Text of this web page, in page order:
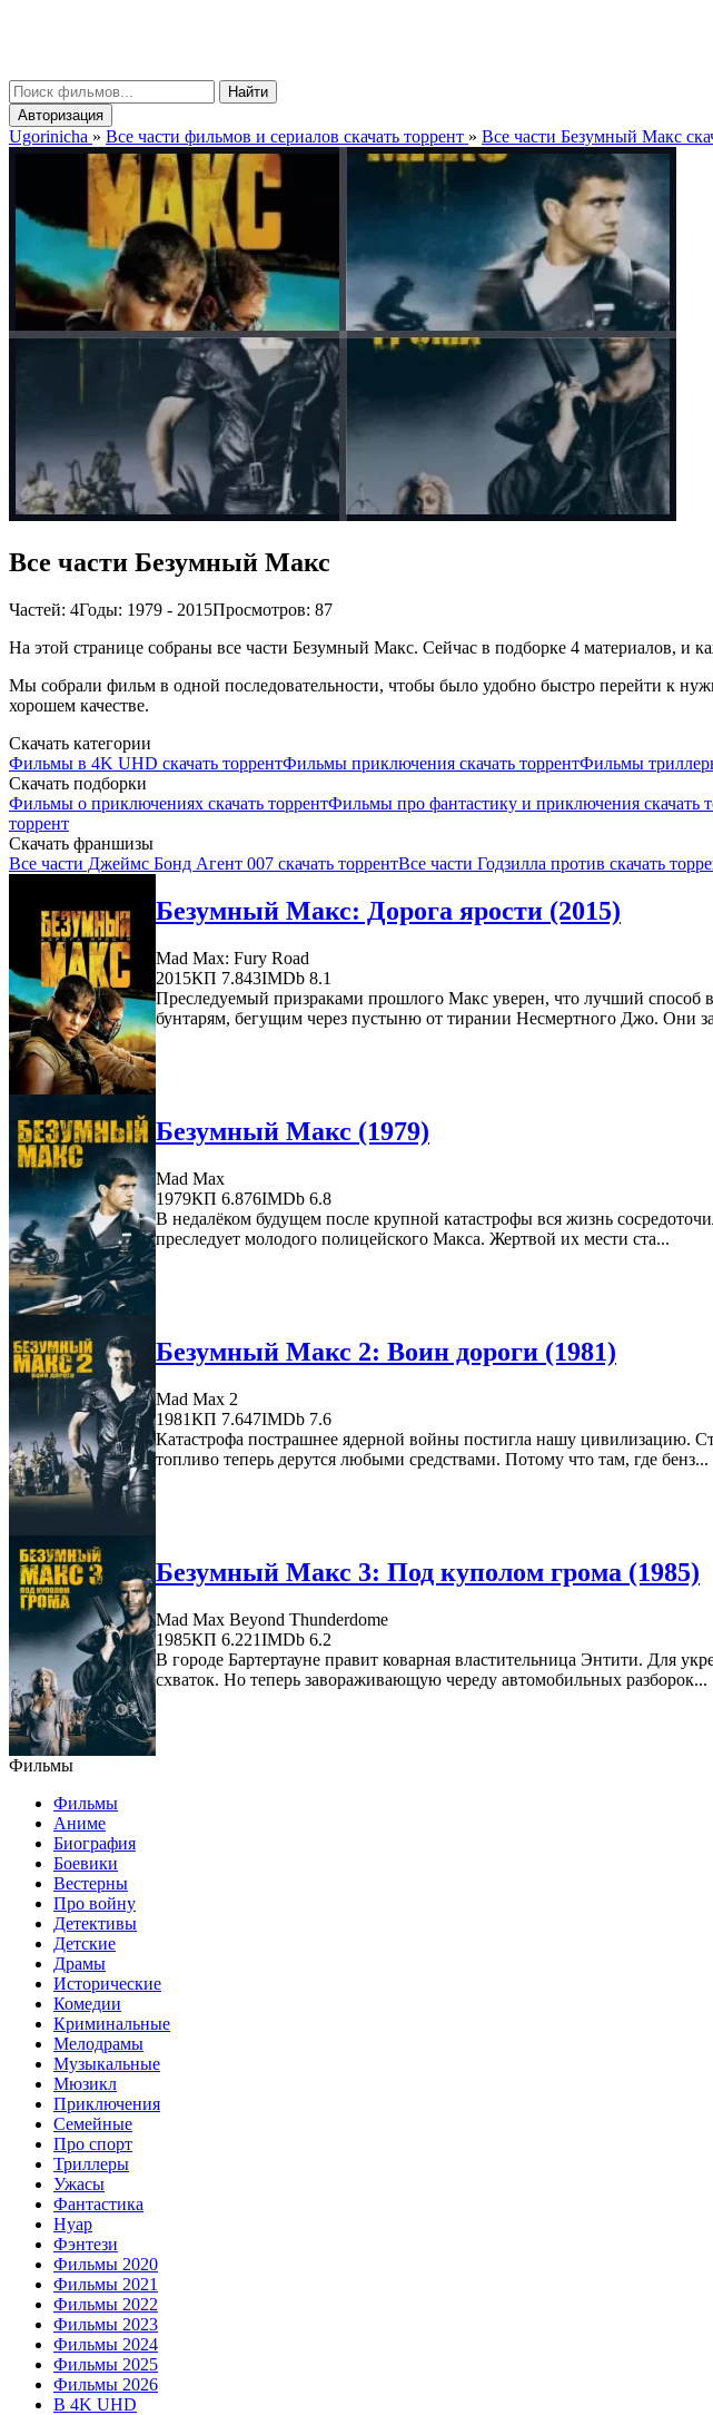
Найти
Авторизация
Ugorinicha » Все части фильмов и сериалов скачать торрент » Все части Безумный Макс
Все части Безумный Макс
Частей: 4Годы: 1979 - 2015Просмотров: 87
На этой странице собраны все части Безумный Макс. Сейчас в подборке 4 материалов, и
Мы собрали фильм в одной последовательности, чтобы было удобно быстро перейти к
хорошем качестве.
Скачать категории
Фильмы в 4K UHD скачать торрентФильмы приключения скачать торрентФильмы
Скачать подборки
Фильмы о приключениях скачать торрентФильмы про фантастику и приключения скачать
торрент
Скачать франшизы
Все части Джеймс Бонд Агент 007 скачать торрентВсе части Годзилла против скачать
Безумный Макс: Дорога ярости (2015)
Mad Max: Fury Road
2015КП 7.843IMDb 8.1
Преследуемый призраками прошлого Макс уверен, что лучший способ
бунтарям, бегущим через пустыню от тирании Несмертного Джо. Они
Безумный Макс (1979)
Mad Max
1979КП 6.876IMDb 6.8
В недалёком будущем после крупной катастрофы вся жизнь
преследует молодого полицейского Макса. Жертвой их мести ста...
Безумный Макс 2: Воин дороги (1981)
Mad Max 2
1981КП 7.647IMDb 7.6
Катастрофа пострашнее ядерной войны постигла нашу цивилизацию.
топливо теперь дерутся любыми средствами. Потому что там, где бенз...
Безумный Макс 3: Под куполом грома (1985)
Mad Max Beyond Thunderdome
1985КП 6.221IMDb 6.2
В городе Бартертауне правит коварная властительница Энтити. Для
схваток. Но теперь завораживающую череду автомобильных разборок...
Фильмы
Фильмы
Аниме
Биография
Боевики
Вестерны
Про войну
Детективы
Детские
Драмы
Исторические
Комедии
Криминальные
Мелодрамы
Музыкальные
Мюзикл
Приключения
Семейные
Про спорт
Триллеры
Ужасы
Фантастика
Нуар
Фэнтези
Фильмы 2020
Фильмы 2021
Фильмы 2022
Фильмы 2023
Фильмы 2024
Фильмы 2025
Фильмы 2026
В 4K UHD